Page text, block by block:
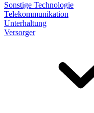
Sonstige Technologie
Telekommunikation
Unterhaltung
Versorger